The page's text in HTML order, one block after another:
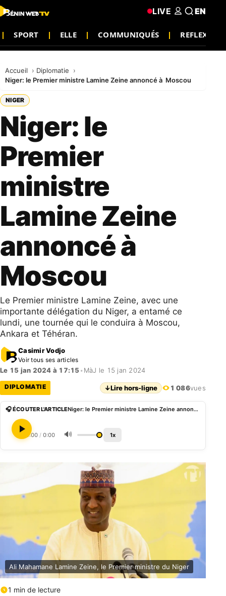
SPORT ELLE COMMUNIQUÉS REFLEXION
LIVE EN
Accueil
Diplomatie
Niger: le Premier ministre Lamine Zeine annoncé à Moscou
NIGER
Niger: le
Premier
ministre
Lamine Zeine
annoncé à
Moscou
Le Premier ministre Lamine Zeine, avec une
importante délégation du Niger, a entamé ce
lundi, une tournée qui le conduira à Moscou,
Ankara et Téhéran.
Casimir Vodjo
Voir tous ses articles
Le 15 jan 2024 à 17:15 • MàJ le 15 jan 2024
DIPLOMATIE ↓Lire hors-ligne 1 086vues
🎧 ÉCOUTER L'ARTICLE Niger: le Premier ministre Lamine Zeine annoncé à Moscou
0:00 / 0:00 🔊 1x
Ali Mahamane Lamine Zeine, le Premier ministre du Niger
1 min de lecture